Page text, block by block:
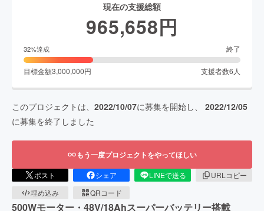
現在の支援総額
965,658円
32%達成 終了
目標金額3,000,000円 支援者数6 人
このプロジェクトは、 2022/10/07に募集を開始し、 2022/12/05
に募集を終了しました
もう一度プロジェクトをやってほしい
ポスト シェア LINEで送る
URLコピー
埋め込み
QRコード
500Wモーター・48V/18Ahスーパーバッテリー搭載